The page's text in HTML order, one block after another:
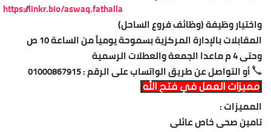
https://linkr.bio/aswaq.fathalla
واختيار وظيفة (وظائف فروع الساحل)
المقابلات بالإدارة المركزية بسموحة يومياً من الساعة 10 ص
وحتى 4 م ماعدا الجمعة والعطلات الرسمية
أو التواصل عن طريق الواتساب على الرقم : 01000867915
مميزات العمل في فتح الله
المميزات :
تامين صحى خاص عائلى